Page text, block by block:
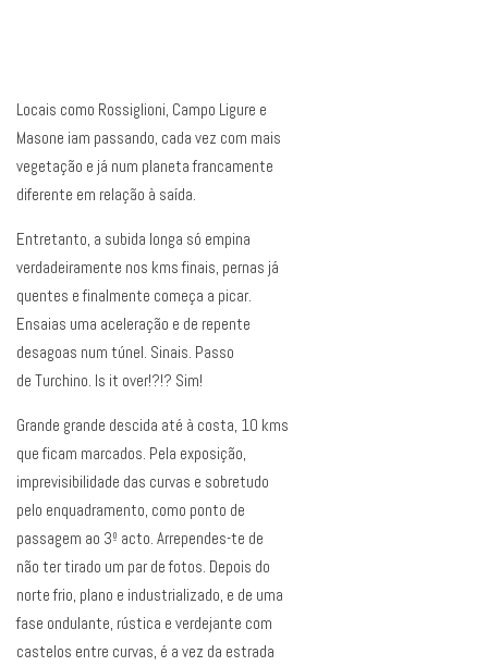
Locais como Rossiglioni, Campo Ligure e
Masone iam passando, cada vez com mais
vegetação e já num planeta francamente
diferente em relação à saída.
Entretanto, a subida longa só empina
verdadeiramente nos kms finais, pernas já
quentes e finalmente começa a picar.
Ensaias uma aceleração e de repente
desagoas num túnel. Sinais. Passo
de Turchino. Is it over!?!? Sim!
Grande grande descida até à costa, 10 kms
que ficam marcados. Pela exposição,
imprevisibilidade das curvas e sobretudo
pelo enquadramento, como ponto de
passagem ao 3º acto. Arrependes-te de
não ter tirado um par de fotos. Depois do
norte frio, plano e industrializado, e de uma
fase ondulante, rústica e verdejante com
castelos entre curvas, é a vez da estrada